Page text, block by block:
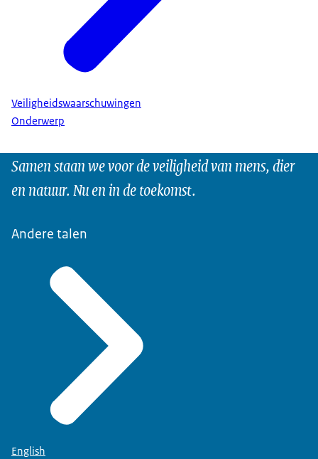
Veiligheidswaarschuwingen
Onderwerp
Samen staan we voor de veiligheid van mens, dier
en natuur. Nu en in de toekomst.
Andere talen
English